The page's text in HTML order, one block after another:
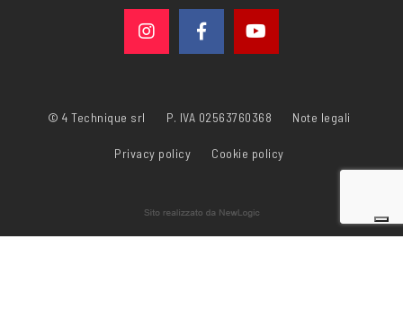
© 4 Technique srl P. IVA 02563760368 Note legali
Privacy policy Cookie policy